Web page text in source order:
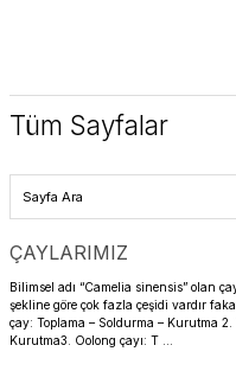
Tüm Sayfalar
ÇAYLARIMIZ
Bilimsel adı “Camelia sinensis” olan
şekline göre çok fazla çeşidi vardır
çay: Toplama – Soldurma – Kurutma 2.
Kurutma3. Oolong çayı: T ...